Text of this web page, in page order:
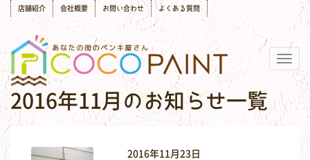
店舗紹介 会社概要 お問い合わせ よくある質問
2016年11月のお知らせ一覧
2016年11月23日